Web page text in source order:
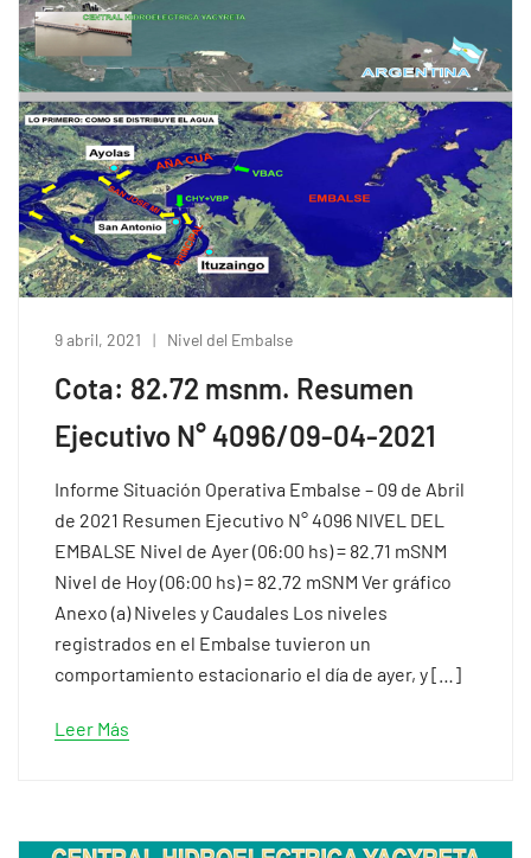
9 abril, 2021 Nivel del Embalse
Cota: 82.72 msnm. Resumen
Ejecutivo N° 4096/09-04-2021
Informe Situación Operativa Embalse – 09 de Abril
de 2021 Resumen Ejecutivo N° 4096 NIVEL DEL
EMBALSE Nivel de Ayer (06:00 hs) = 82.71 mSNM
Nivel de Hoy (06:00 hs) = 82.72 mSNM Ver gráfico
Anexo (a) Niveles y Caudales Los niveles
registrados en el Embalse tuvieron un
comportamiento estacionario el día de ayer, y […]
Leer Más